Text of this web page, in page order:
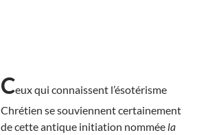
Ceux qui connaissent l’ésotérisme
Chrétien se souviennent certainement
de cette antique initiation nommée la